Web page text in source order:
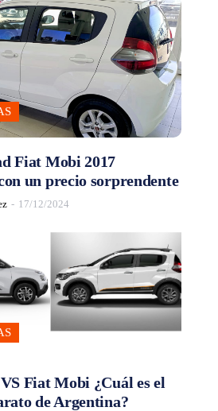
Fiat Mobi 2017
un precio sorprendente
- 17/12/2024
Fiat Mobi ¿Cuál es el
de Argentina?